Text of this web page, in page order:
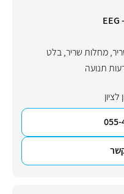
,מחלות שריר,בלט
תנועה
055-